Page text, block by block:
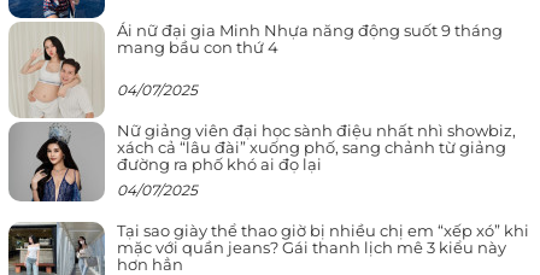
Ái nữ đại gia Minh Nhựa năng động suốt 9 tháng
mang bầu con thứ 4
04/07/2025
Nữ giảng viên đại học sành điệu nhất nhì showbiz,
xách cả “lâu đài” xuống phố, sang chảnh từ giảng
đường ra phố khó ai đọ lại
04/07/2025
Tại sao giày thể thao giờ bị nhiều chị em “xếp xó” khi
mặc với quần jeans? Gái thanh lịch mê 3 kiểu này
hơn hẳn